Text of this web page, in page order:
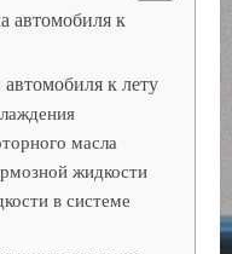
автомобиля к
к лету
масла
жидкости
в системе